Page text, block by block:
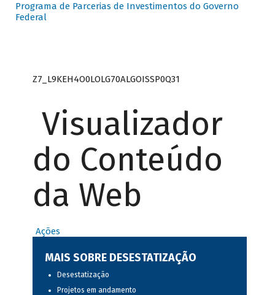
Programa de Parcerias de Investimentos do Governo
Federal
Z7_L9KEH4O0LOLG70ALGOISSP0Q31
Visualizador
do Conteúdo
da Web
Ações
MAIS SOBRE DESESTATIZAÇÃO
Desestatização
Projetos em andamento